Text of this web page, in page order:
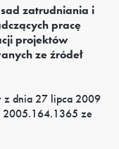
zatrudniania i
pracę
projektów
ze źródeł
z dnia 27 lipca 2009
2005.164.1365 ze